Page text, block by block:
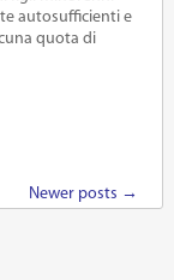
autosufficienti e
quota di
Newer posts →